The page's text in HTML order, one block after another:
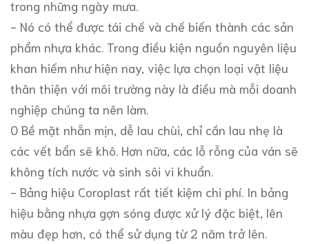
trong những ngày mưa.
- Nó có thể được tái chế và chế biến thành các sản
phẩm nhựa khác. Trong điều kiện nguồn nguyên liệu
khan hiếm như hiện nay, việc lựa chọn loại vật liệu
thân thiện với môi trường này là điều mà mỗi doanh
nghiệp chúng ta nên làm.
0 Bề mặt nhẵn mịn, dễ lau chùi, chỉ cần lau nhẹ là
các vết bẩn sẽ khô. Hơn nữa, các lỗ rỗng của ván sẽ
không tích nước và sinh sôi vi khuẩn.
- Bảng hiệu Coroplast rất tiết kiệm chi phí. In bảng
hiệu bằng nhựa gợn sóng được xử lý đặc biệt, lên
màu đẹp hơn, có thể sử dụng từ 2 năm trở lên.